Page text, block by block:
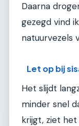
Daarna
gezegd vind
natuurvezels
Let op bij
Het slijdt
minder snel
krijgt, ziet